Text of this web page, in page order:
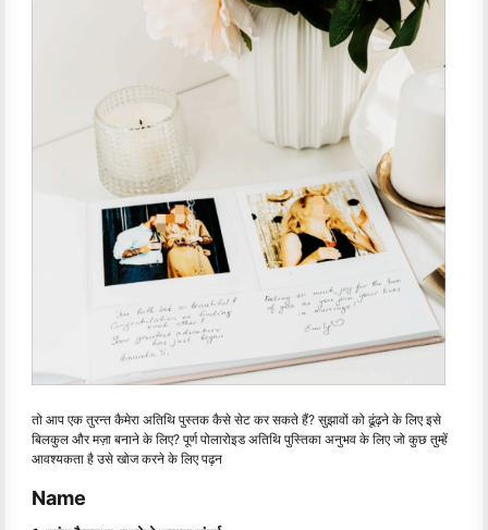
तो आप एक तुरन्त कैमेरा अतिथि पुस्तक कैसे सेट कर सकते हैं? सुझावों को ढूंढ़ने के लिए इसे
बिलकुल और मज़ा बनाने के लिए? पूर्ण पोलारोइड अतिथि पुस्तिका अनुभव के लिए जो कुछ तुम्हें
आवश्यकता है उसे खोज करने के लिए पढ़न
Name